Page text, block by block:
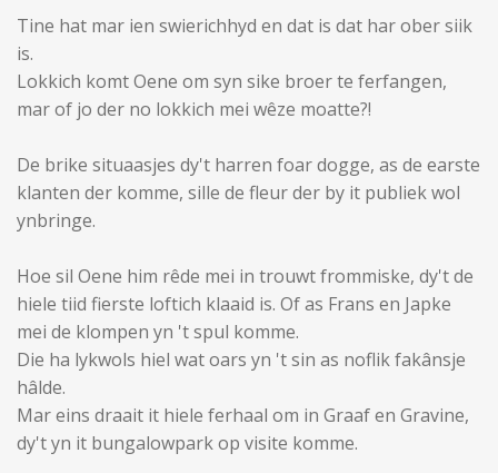
Tine hat mar ien swierichhyd en dat is dat har ober siik
is.
Lokkich komt Oene om syn sike broer te ferfangen,
mar of jo der no lokkich mei wêze moatte?!
De brike situaasjes dy't harren foar dogge, as de earste
klanten der komme, sille de fleur der by it publiek wol
ynbringe.
Hoe sil Oene him rêde mei in trouwt frommiske, dy't de
hiele tiid fierste loftich klaaid is. Of as Frans en Japke
mei de klompen yn 't spul komme.
Die ha lykwols hiel wat oars yn 't sin as noflik fakânsje
hâlde.
Mar eins draait it hiele ferhaal om in Graaf en Gravine,
dy't yn it bungalowpark op visite komme.